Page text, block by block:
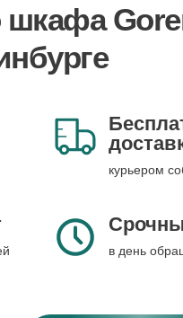
шкафа
курьером
в день